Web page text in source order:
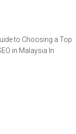
to Choosing a Top
in Malaysia In